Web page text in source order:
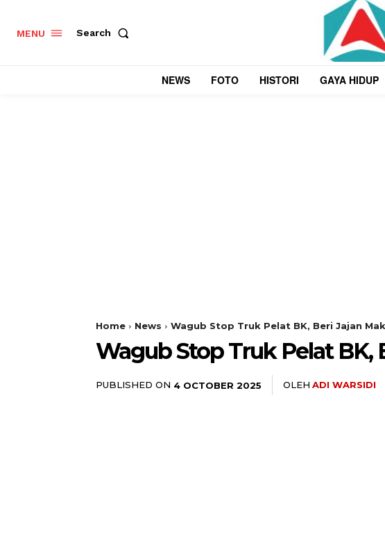
MENU Search
NEWS FOTO HISTORI GAYA HIDUP
Home News Wagub Stop Truk Pelat BK, Beri Jajan
Wagub Stop Truk Pelat BK,
PUBLISHED ON 4 OCTOBER 2025 OLEH ADI WARSIDI